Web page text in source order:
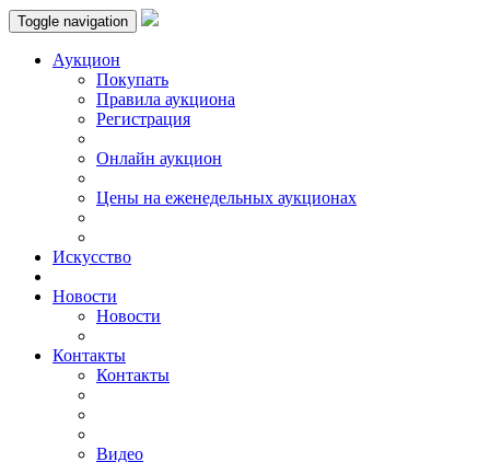
Toggle navigation
Аукцион
Пoкупать
Правила аукциона
Регистрация
Онлайн аукцион
Цены на еженедельных аукционах
Искусствo
Новости
Новости
Контакты
Контакты
Видео